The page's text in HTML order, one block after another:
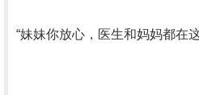
“妹妹你放心，医生和妈妈都在